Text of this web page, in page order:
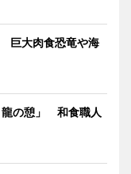
巨大肉食恐竜や海
龍の憩」 和食職人